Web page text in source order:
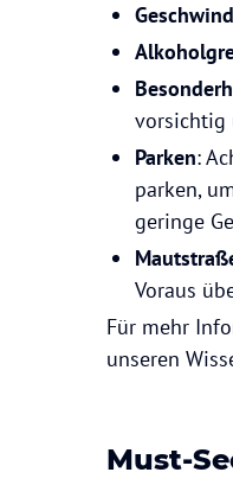
vorsichtig
Parken:
parken,
geringe
Voraus
Für mehr
unseren
Must-